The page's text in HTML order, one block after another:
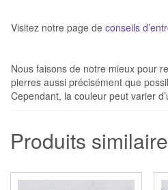
Visitez notre page de conseils
Nous faisons de notre mieux pour
pierres aussi précisément que
Cependant, la couleur peut varier
Produits